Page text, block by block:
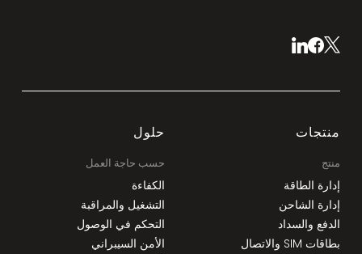
منتجات
منتج
إدارة الطاقة
إدارة الشاحن
الدفع والسداد
بطاقات SIM والاتصال
حلول
حسب حاجة العمل
الكفاءة
التشغيل والمراقبة
التحكم في الوصول
الأمن السيبراني